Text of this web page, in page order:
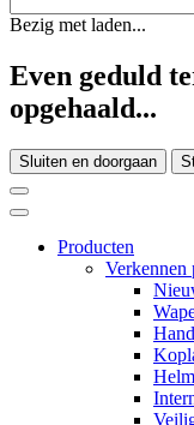
Bezig met laden...
Even geduld
opgehaald...
Sluiten en doorgaan
Producten
Verkennen